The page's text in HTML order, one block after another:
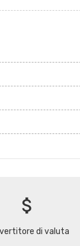
attach_money
di valuta